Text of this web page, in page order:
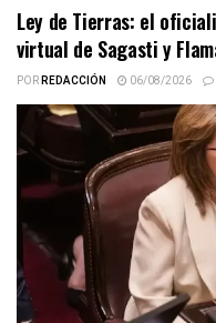
Ley de Tierras: el
virtual de Sagasti y
PORREDACCIÓN 06/08/2026